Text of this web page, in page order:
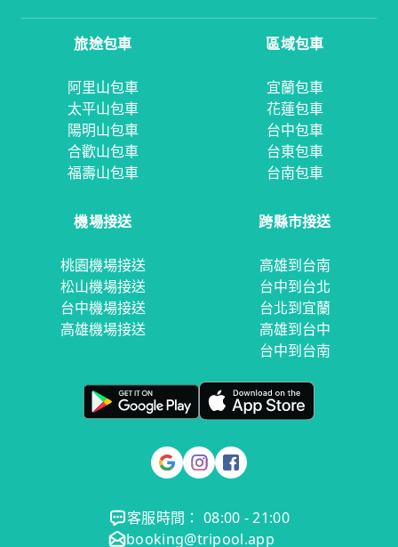
旅途包車
阿里山包車
太平山包車
陽明山包車
合歡山包車
福壽山包車
區域包車
宜蘭包車
花蓮包車
台中包車
台東包車
台南包車
機場接送
桃園機場接送
松山機場接送
台中機場接送
高雄機場接送
跨縣市接送
高雄到台南
台中到台北
台北到宜蘭
高雄到台中
台中到台南
客服時間： 08:00 - 21:00
booking@tripool.app